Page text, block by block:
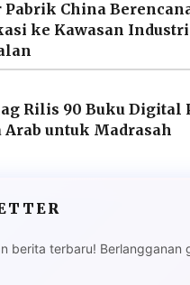
Pabrik China
ke Kawasan Industri
Rilis 90 Buku Digital
Arab untuk Madrasah
berita terbaru! Berlangganan